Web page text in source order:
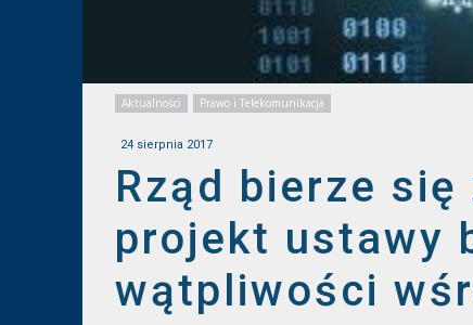
Aktualności Prawo i Telekomunikacja
24 sierpnia 2017
Rząd bierze
projekt ustawy
wątpliwości